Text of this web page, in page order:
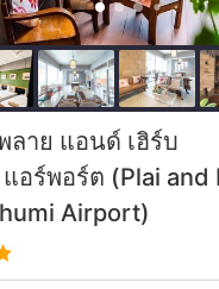
ลาย แอนด์ เฮิร์บ
อร์พอร์ต (Plai and
Airport)